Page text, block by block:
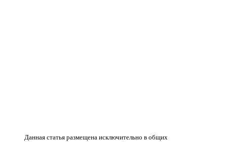
Данная статья размещена исключительно в общих